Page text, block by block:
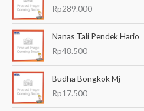
Rp289.000
Nanas Tali Pendek Hario
Rp48.500
Budha Bongkok Mj
Rp17.500